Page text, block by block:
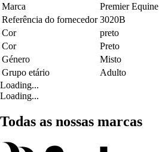
Marca
Premier Equine
Referência do fornecedor 3020B
Cor
preto
Cor
Preto
Género
Misto
Grupo etário
Adulto
Loading...
Loading...
Todas as nossas marcas